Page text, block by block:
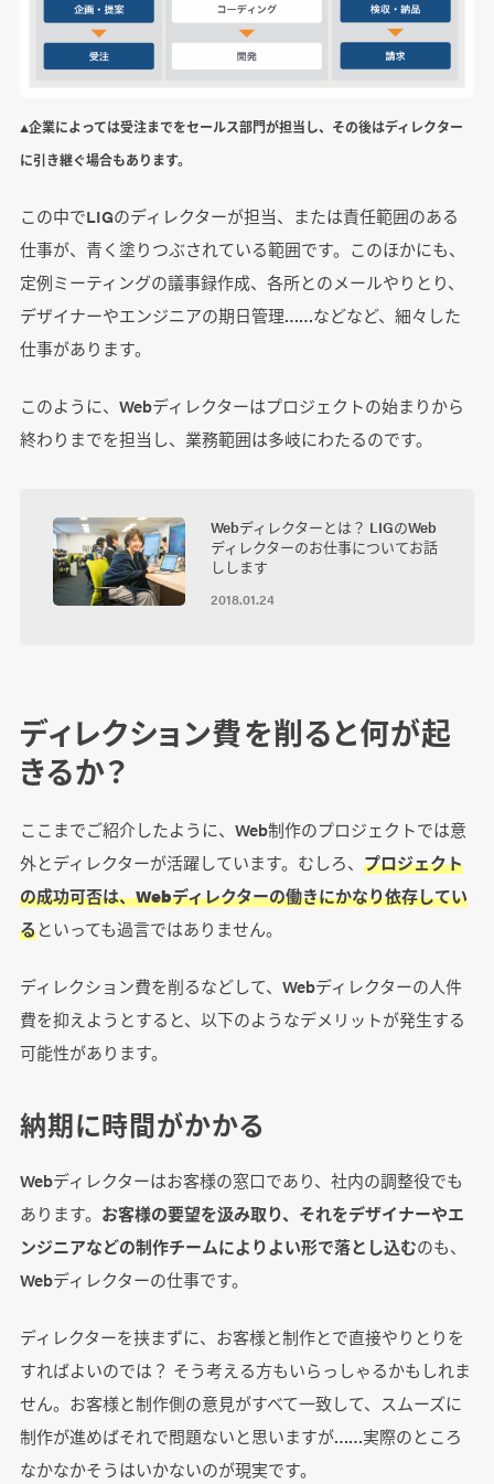
▲企業によっては受注までをセールス部門が担当し、その後はディレクター
に引き継ぐ場合もあります。
この中でLIGのディレクターが担当、または責任範囲のある
仕事が、青く塗りつぶされている範囲です。このほかにも、
定例ミーティングの議事録作成、各所とのメールやりとり、
デザイナーやエンジニアの期日管理……などなど、細々した
仕事があります。
このように、Webディレクターはプロジェクトの始まりから
終わりまでを担当し、業務範囲は多岐にわたるのです。
Webディレクターとは？ LIGのWeb
ディレクターのお仕事についてお話
しします
2018.01.24
ディレクション費を削ると何が起
きるか？
ここまでご紹介したように、Web制作のプロジェクトでは意
外とディレクターが活躍しています。むしろ、 プロジェクト
の成功可否は、Webディレクターの働きにかなり依存してい
るといっても過言ではありません。
ディレクション費を削るなどして、Webディレクターの人件
費を抑えようとすると、以下のようなデメリットが発生する
可能性があります。
納期に時間がかかる
Webディレクターはお客様の窓口であり、社内の調整役でも
あります。 お客様の要望を汲み取り、それをデザイナーやエ
ンジニアなどの制作チームによりよい形で落とし込むのも、
Webディレクターの仕事です。
ディレクターを挟まずに、お客様と制作とで直接やりとりを
すればよいのでは？ そう考える方もいらっしゃるかもしれま
せん。お客様と制作側の意見がすべて一致して、スムーズに
制作が進めばそれで問題ないと思いますが……実際のところ
なかなかそうはいかないのが現実です。